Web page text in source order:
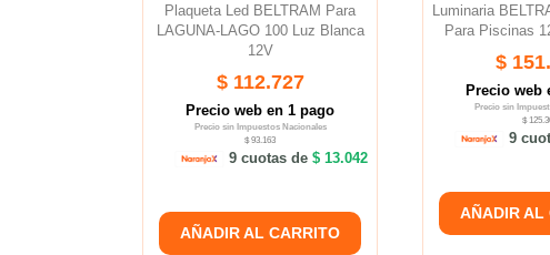
Plaqueta Led BELTRAM Para
LAGUNA-LAGO 100 Luz Blanca
12V
$ 112.727
Precio web en 1 pago
Precio sin Impuestos Nacionales
$ 93.163
9 cuotas de $ 13.042
AÑADIR AL CARRITO
Luminaria
Para Piscinas
$
Precio web
Precio sin
$
9
AÑADIR AL